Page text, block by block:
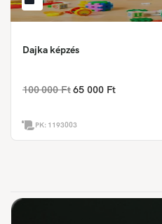
Dajka képzés
100 000 Ft 65 000 Ft
PK: 1193003